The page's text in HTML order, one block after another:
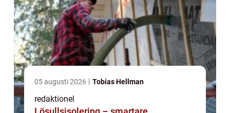
05 augusti 2026 Tobias Hellman
redaktionel